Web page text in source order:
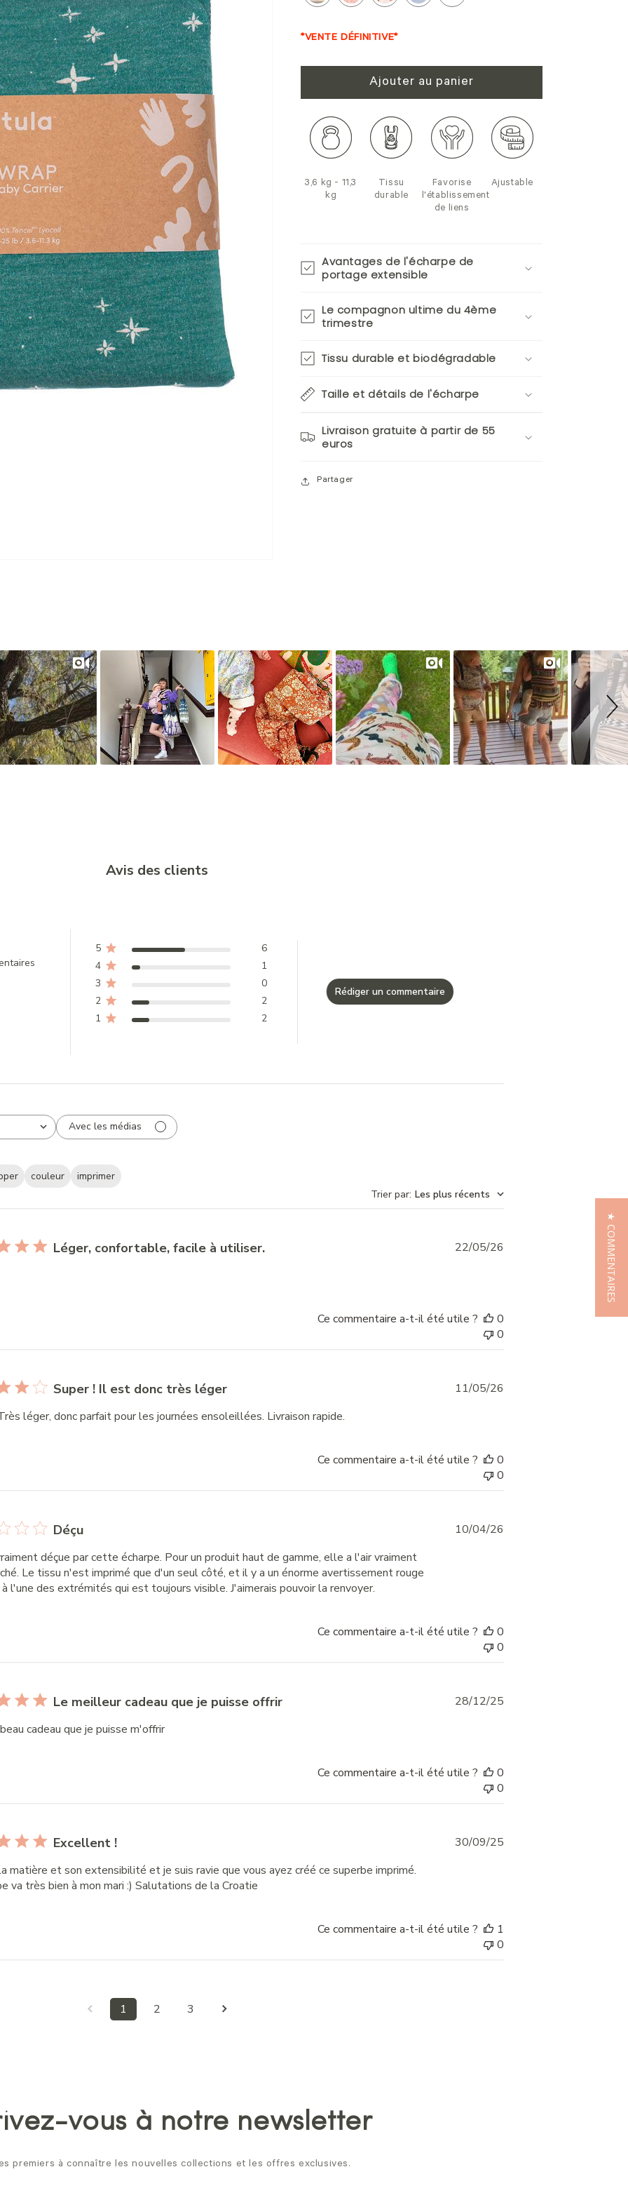
*VENTE DÉFINITIVE*
Ajouter au panier
3,6 kg - 11,3
kg
Tissu
durable
Favorise
l'établissement
de liens
Ajustable
Avantages de l'écharpe de
portage extensible
Le compagnon ultime du 4ème
trimestre
Tissu durable et biodégradable
Taille et détails de l'écharpe
Livraison gratuite à partir de 55
euros
Partager
Avis des clients
5
6
4
1
3
0
2
2
1
2
Rédiger un commentaire
Avec les médias
couleur
imprimer
Trier par: Les plus récents
Léger, confortable, facile à utiliser. 22/05/26
Ce commentaire a-t-il été utile ?
0
0
Super ! Il est donc très léger
léger, donc parfait pour les journées ensoleillées. Livraison rapide.
11/05/26
Ce commentaire a-t-il été utile ?
0
0
Déçu
déçue par cette écharpe. Pour un produit haut de gamme, elle a l'air vraiment
Le tissu n'est imprimé que d'un seul côté, et il y a un énorme avertissement rouge
l'une des extrémités qui est toujours visible. J'aimerais pouvoir la renvoyer.
10/04/26
Ce commentaire a-t-il été utile ?
0
0
Le meilleur cadeau que je puisse offrir
cadeau que je puisse m'offrir
28/12/25
Ce commentaire a-t-il été utile ?
0
0
Excellent !
matière et son extensibilité et je suis ravie que vous ayez créé ce superbe imprimé.
va très bien à mon mari :) Salutations de la Croatie
30/09/25
Ce commentaire a-t-il été utile ?
1
0
1 2 3
vous à notre newsletter
premiers à connaître les nouvelles collections et les offres exclusives.
★ COMMENTAIRES